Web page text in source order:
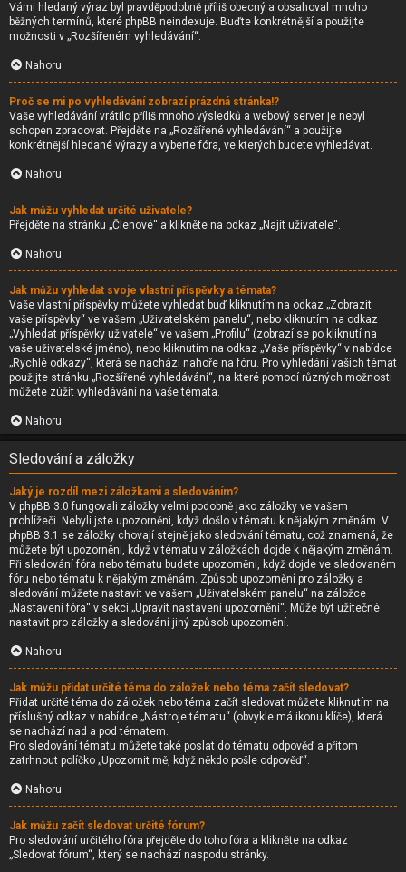
Vámi hledaný výraz byl pravděpodobně příliš obecný a obsahoval mnoho
běžných termínů, které phpBB neindexuje. Buďte konkrétnější a použijte
možnosti v „Rozšířeném vyhledávání“.
Nahoru
Proč se mi po vyhledávání zobrazí prázdná stránka!?
Vaše vyhledávání vrátilo příliš mnoho výsledků a webový server je nebyl
schopen zpracovat. Přejděte na „Rozšířené vyhledávání“ a použijte
konkrétnější hledané výrazy a vyberte fóra, ve kterých budete vyhledávat.
Nahoru
Jak můžu vyhledat určité uživatele?
Přejděte na stránku „Členové“ a klikněte na odkaz „Najít uživatele“.
Nahoru
Jak můžu vyhledat svoje vlastní příspěvky a témata?
Vaše vlastní příspěvky můžete vyhledat buď kliknutím na odkaz „Zobrazit
vaše příspěvky“ ve vašem „Uživatelském panelu“, nebo kliknutím na odkaz
„Vyhledat příspěvky uživatele“ ve vašem „Profilu“ (zobrazí se po kliknutí na
vaše uživatelské jméno), nebo kliknutím na odkaz „Vaše příspěvky“ v nabídce
„Rychlé odkazy“, která se nachází nahoře na fóru. Pro vyhledání vašich témat
použijte stránku „Rozšířené vyhledávání“, na které pomocí různých možnosti
můžete zúžit vyhledávání na vaše témata.
Nahoru
Sledování a záložky
Jaký je rozdíl mezi záložkami a sledováním?
V phpBB 3.0 fungovali záložky velmi podobně jako záložky ve vašem
prohlížeči. Nebyli jste upozorněni, když došlo v tématu k nějakým změnám. V
phpBB 3.1 se záložky chovají stejně jako sledování tématu, což znamená, že
můžete být upozorněni, když v tématu v záložkách dojde k nějakým změnám.
Při sledování fóra nebo tématu budete upozorněni, když dojde ve sledovaném
fóru nebo tématu k nějakým změnám. Způsob upozornění pro záložky a
sledování můžete nastavit ve vašem „Uživatelském panelu“ na záložce
„Nastavení fóra“ v sekci „Upravit nastavení upozornění“. Může být užitečné
nastavit pro záložky a sledování jiný způsob upozornění.
Nahoru
Jak můžu přidat určité téma do záložek nebo téma začít sledovat?
Přidat určité téma do záložek nebo téma začít sledovat můžete kliknutím na
příslušný odkaz v nabídce „Nástroje tématu“ (obvykle má ikonu klíče), která
se nachází nad a pod tématem.
Pro sledování tématu můžete také poslat do tématu odpověď a přitom
zatrhnout políčko „Upozornit mě, když někdo pošle odpověď“.
Nahoru
Jak můžu začít sledovat určité fórum?
Pro sledování určitého fóra přejděte do toho fóra a klikněte na odkaz
„Sledovat fórum“, který se nachází naspodu stránky.